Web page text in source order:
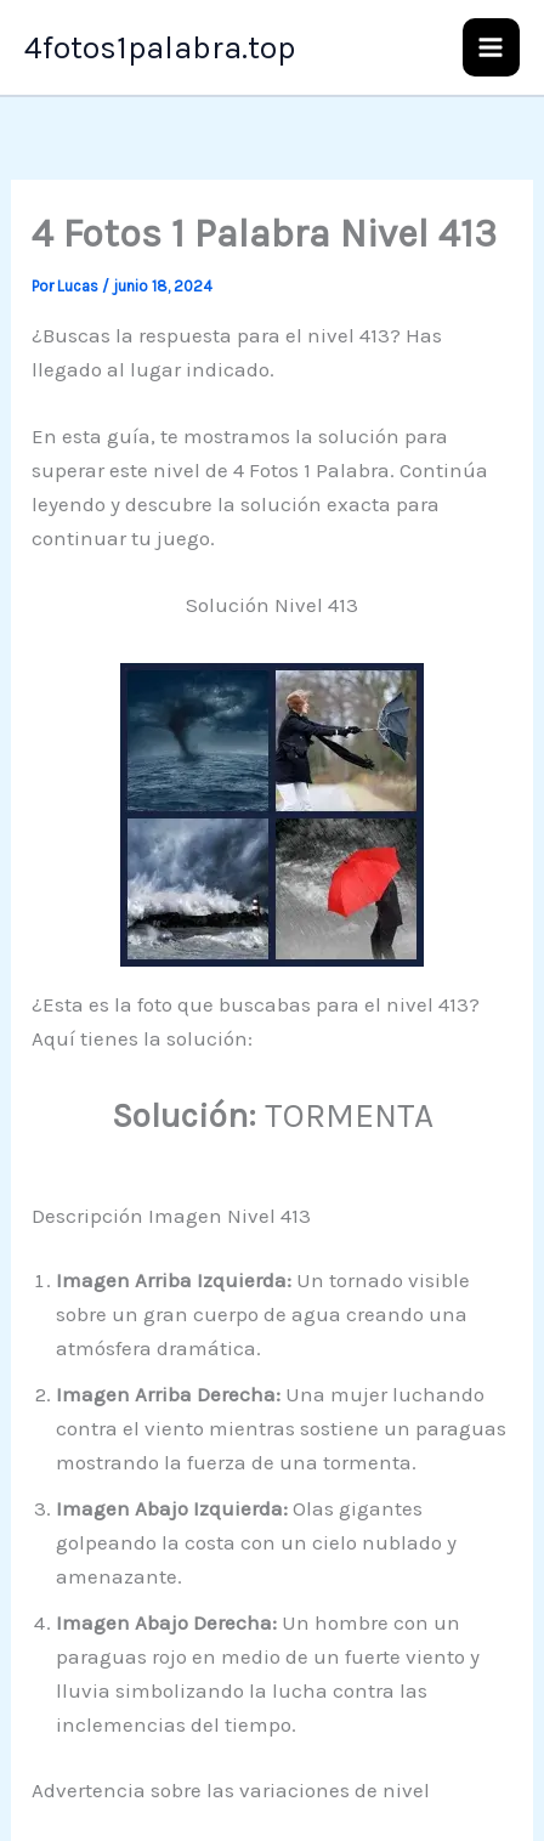
4fotos1palabra.top
4 Fotos 1 Palabra Nivel 413
PorLucas / junio 18, 2024
¿Buscas la respuesta para el nivel 413? Has
llegado al lugar indicado.
En esta guía, te mostramos la solución para
superar este nivel de 4 Fotos 1 Palabra. Continúa
leyendo y descubre la solución exacta para
continuar tu juego.
Solución Nivel 413
¿Esta es la foto que buscabas para el nivel 413?
Aquí tienes la solución:
Solución: TORMENTA
Descripción Imagen Nivel 413
Imagen Arriba Izquierda: Un tornado visible
sobre un gran cuerpo de agua creando una
atmósfera dramática.
Imagen Arriba Derecha: Una mujer luchando
contra el viento mientras sostiene un paraguas
mostrando la fuerza de una tormenta.
Imagen Abajo Izquierda: Olas gigantes
golpeando la costa con un cielo nublado y
amenazante.
Imagen Abajo Derecha: Un hombre con un
paraguas rojo en medio de un fuerte viento y
lluvia simbolizando la lucha contra las
inclemencias del tiempo.
Advertencia sobre las variaciones de nivel